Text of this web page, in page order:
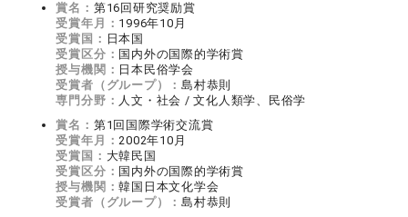
賞名： 第16回研究奨励賞
受賞年月： 1996年10月
受賞国： 日本国
受賞区分： 国内外の国際的学術賞
授与機関： 日本民俗学会
受賞者（グループ）：島村恭則
専門分野： 人文・社会 / 文化人類学、民俗学
賞名： 第1回国際学術交流賞
受賞年月：2002年10月
受賞国： 大韓民国
受賞区分： 国内外の国際的学術賞
授与機関：韓国日本文化学会
受賞者（グループ）：島村恭則